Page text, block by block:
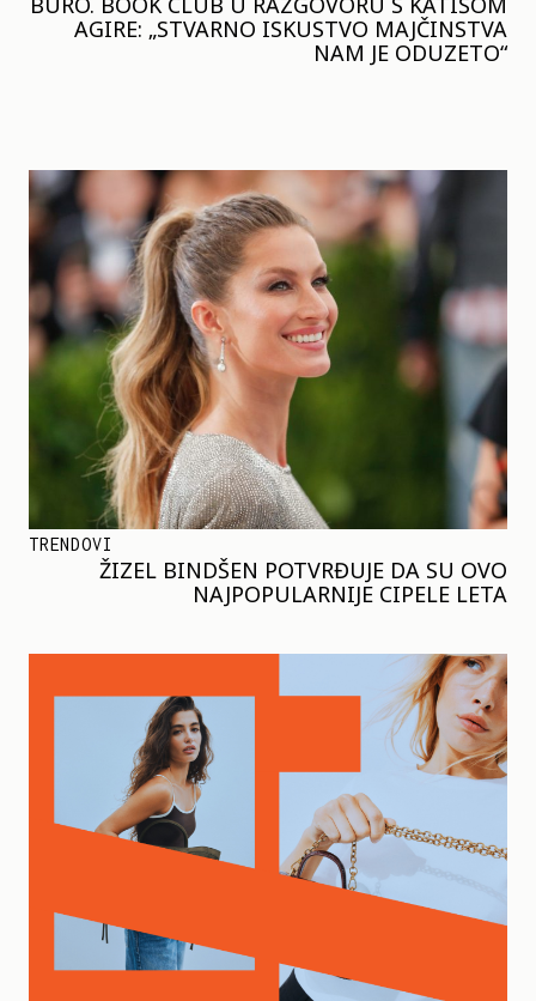
AGIRE: „STVARNO ISKUSTVO MAJČINSTVA
NAM JE ODUZETO“
TRENDOVI
ŽIZEL BINDŠEN POTVRĐUJE DA SU OVO
NAJPOPULARNIJE CIPELE LETA